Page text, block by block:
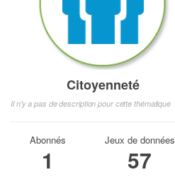
Citoyenneté
Il n'y a pas de description pour cette thématique
Abonnés
1
Jeux de données
57